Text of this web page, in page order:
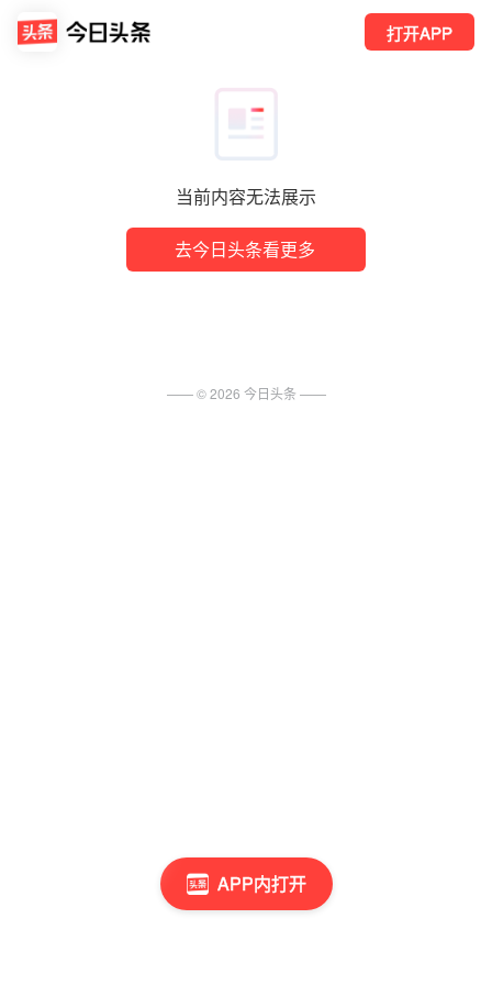
当前内容无法展示
去今日头条看更多
打开APP
APP内打开
—— ©2026 今日头条 ——